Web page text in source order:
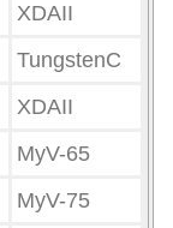
XDAII
TungstenC
XDAII
MyV-65
MyV-75